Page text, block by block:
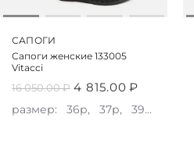
САПОГИ
Сапоги женские 133005
Vitacci
16 050.00₽ 4 815.00 ₽
размер: 36р, 37р, 39р,